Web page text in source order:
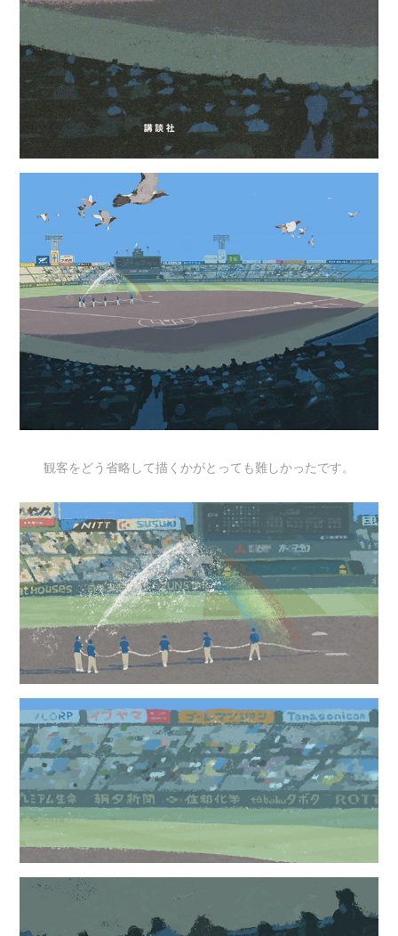
観客をどう省略して描くかがとっても難しかったです。